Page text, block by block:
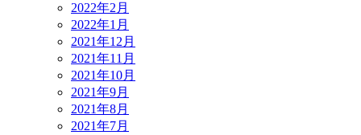
2022年2月
2022年1月
2021年12月
2021年11月
2021年10月
2021年9月
2021年8月
2021年7月